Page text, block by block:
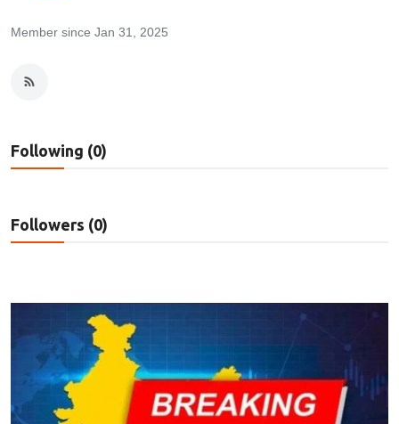
Member since Jan 31, 2025
Following (0)
Followers (0)